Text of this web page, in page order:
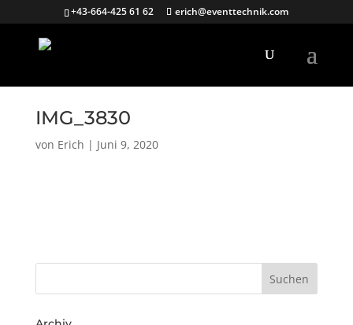
+43-664-425 61 62 erich@eventtechnik.com
IMG_3830
von Erich | Juni 9, 2020